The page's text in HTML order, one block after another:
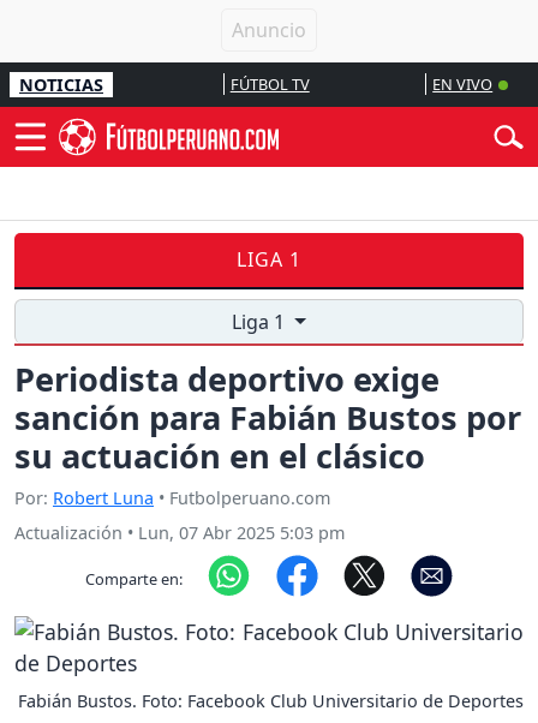
NOTICIAS FÚTBOL TV EN VIVO
LIGA 1
Liga 1
Periodista deportivo exige
sanción para Fabián Bustos por
su actuación en el clásico
Por: Robert Luna • Futbolperuano.com
Actualización • Lun, 07 Abr 2025 5:03 pm
Comparte en:
Fabián Bustos. Foto: Facebook Club Universitario de Deportes